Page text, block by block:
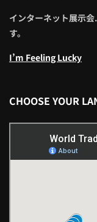
インターネット展示
す。
I’m Feeling Lucky
CHOOSE YOUR